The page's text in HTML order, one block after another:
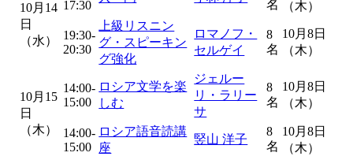
10月14
日
（水）
17:30 名 （木）
19:30-
20:30
上級リスニン
グ・スピーキン
グ強化
ロマノフ・
セルゲイ
8
名
10月8日
（木）
10月15
日
（木）
14:00-
15:00
ロシア文学を楽
しむ
ジェルー
リ・ラリー
サ
8
名
10月8日
（木）
14:00-
15:00
ロシア語音読講
座
竪山 洋子
8
名
10月8日
（木）